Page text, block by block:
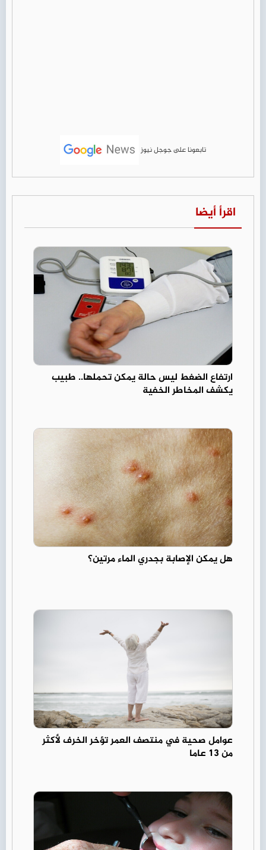
تابعونا على جوجل نيوز
اقرأ أيضا
ارتفاع الضغط ليس حالة يمكن تحملها.. طبيب
يكشف المخاطر الخفية
هل يمكن الإصابة بجدري الماء مرتين؟
عوامل صحية في منتصف العمر تؤخر الخرف لأكثر
من 13 عاما